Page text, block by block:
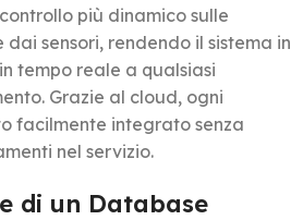
più dinamico sulle
sensori, rendendo il sistema in
tempo reale a qualsiasi
Grazie al cloud, ogni
facilmente integrato senza
nel servizio.
di un Database